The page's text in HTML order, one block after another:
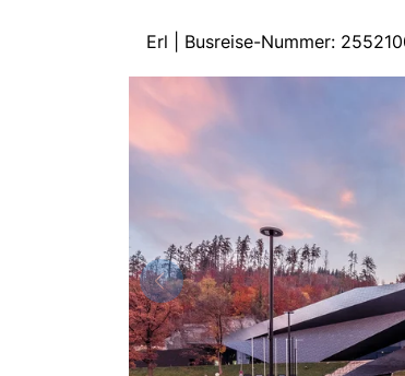
Erl | Busreise-Nummer: